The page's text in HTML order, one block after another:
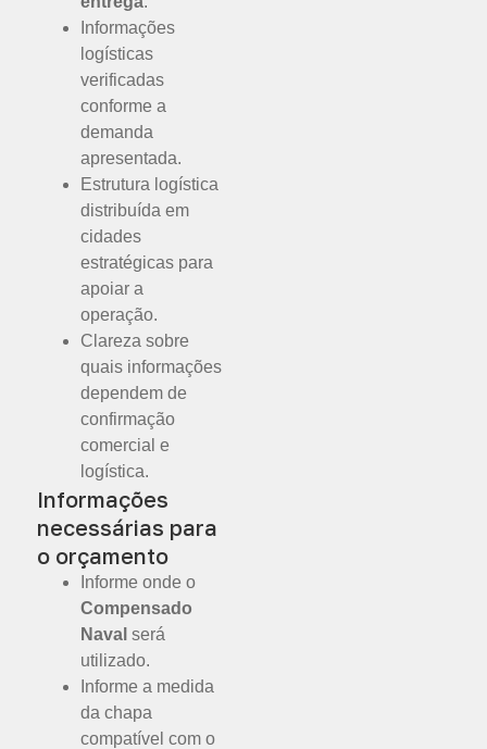
Informações
logísticas
verificadas
conforme a
demanda
apresentada.
Estrutura logística
distribuída em
cidades
estratégicas para
apoiar a
operação.
Clareza sobre
quais informações
dependem de
confirmação
comercial e
logística.
Informações
necessárias para
o orçamento
Informe onde o
Compensado
Naval será
utilizado.
Informe a medida
da chapa
compatível com o